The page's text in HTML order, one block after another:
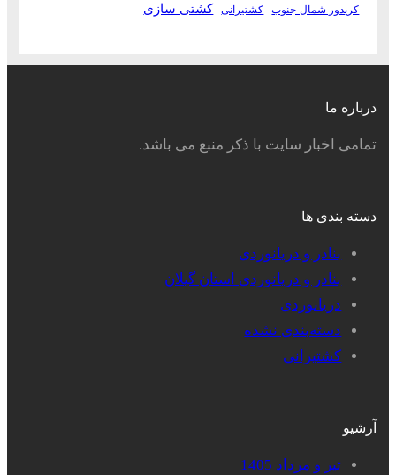
کریدور شمال-جنوب کشتیرانی کشتی سازی
درباره ما
تمامی اخبار سایت با ذکر منبع می باشد.
دسته بندی ها
بنادر و دریانوردی
بنادر و دریانوردی استان گیلان
دریانوردی
دسته‌بندی نشده
کشتیرانی
آرشیو
تیر و مرداد 1405